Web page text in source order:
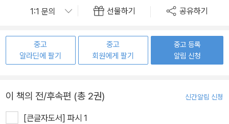
선물하기 공유하기
중고
알라딘에 팔기
중고
회원에게 팔기
중고 등록
알림 신청
이 책의 전/후속편 (총 2권) 신간알림 신청
[큰글자도서] 파시 1